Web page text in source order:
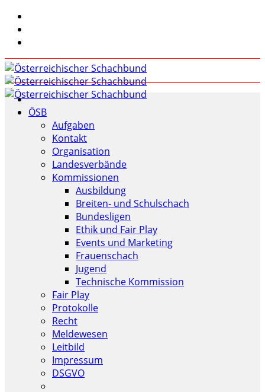
ÖSB
Aufgaben
Kontakt
Organisation
Landesverbände
Kommissionen
Ausbildung
Breiten- und Schulschach
Bundesligen
Ethik und Fair Play
Events und Marketing
Frauenschach
Jugend
Technische Kommission
Fair Play
Protokolle
Recht
Meldewesen
Leitbild
Impressum
DSGVO